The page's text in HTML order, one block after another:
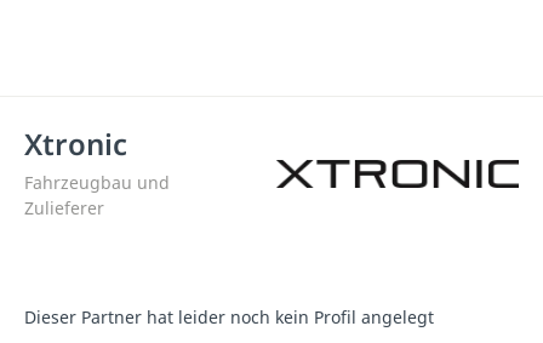
Xtronic
Fahrzeugbau und
Zulieferer
Dieser Partner hat leider noch kein Profil angelegt